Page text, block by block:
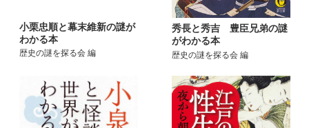
小栗忠順と幕末維新の謎が
わかる本
歴史の謎を探る会 編
秀長と秀吉 豊臣兄弟の謎
がわかる本
歴史の謎を探る会 編